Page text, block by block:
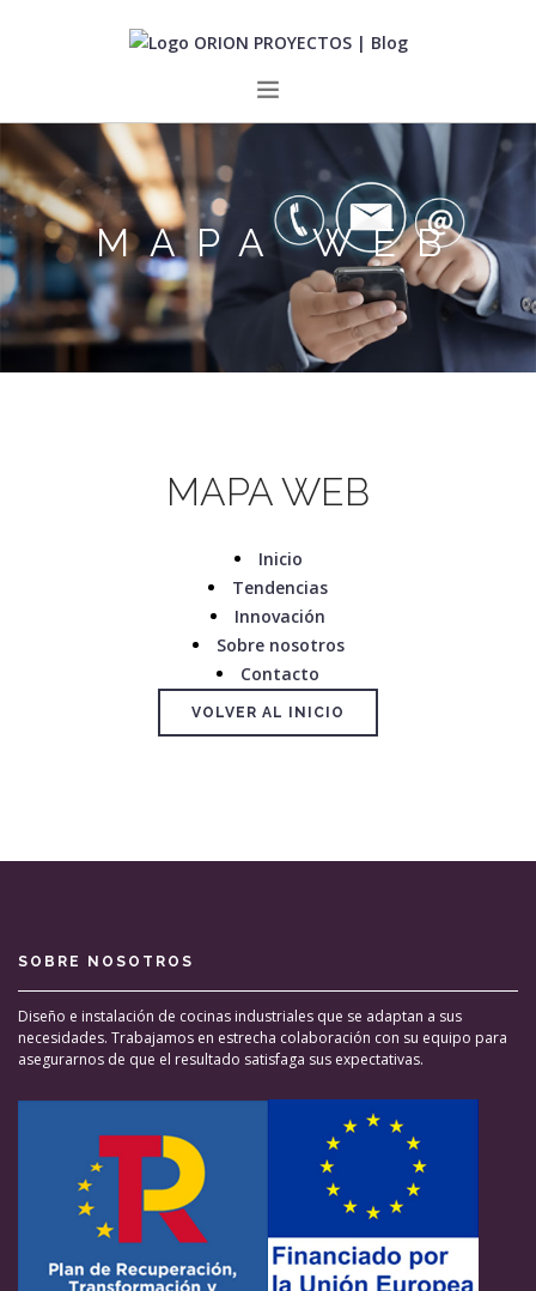
INICIO
TENDENCIAS
INNOVACIÓN
SOBRE NOSOTROS
CONTACTO
MAPA WEB
MAPA WEB
Inicio
Tendencias
Innovación
Sobre nosotros
Contacto
VOLVER AL INICIO
SOBRE NOSOTROS
Diseño e instalación de cocinas industriales que se adaptan a sus
necesidades. Trabajamos en estrecha colaboración con su equipo para
asegurarnos de que el resultado satisfaga sus expectativas.